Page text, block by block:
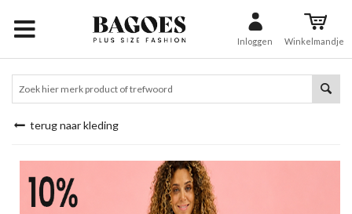
Inloggen Winkelmandje
terug naar kleding